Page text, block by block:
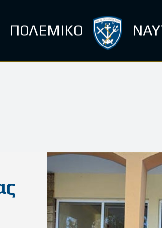
ΠΟΛΕΜΙΚΟ